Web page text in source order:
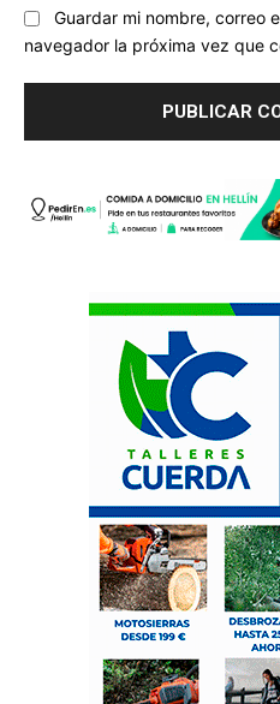
Guardar mi nombre, correo
navegador la próxima vez que